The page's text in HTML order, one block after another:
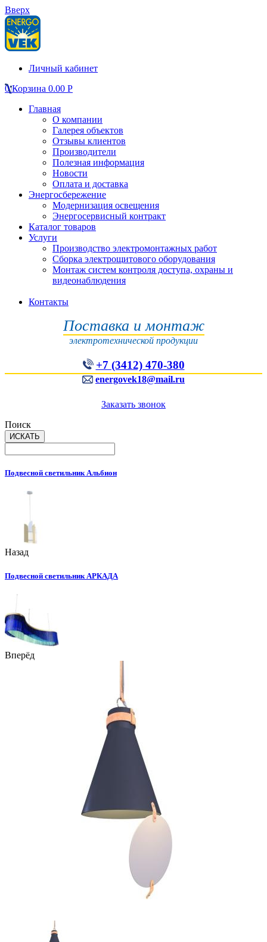
Вверх
Личный кабинет
0 Корзина 0.00 Р
Главная
О компании
Галерея объектов
Отзывы клиентов
Производители
Полезная информация
Новости
Оплата и доставка
Энергосбережение
Модернизация освещения
Энергосервисный контракт
Каталог товаров
Услуги
Производство электромонтажных работ
Сборка электрощитового оборудования
Монтаж систем контроля доступа, охраны и
видеонаблюдения
Контакты
Поставка и монтаж
электротехнической продукции
+7 (3412) 470-380
energovek18@mail.ru
Заказать звонок
Поиск
Подвесной светильник Альбион
Назад
Подвесной светильник АРКАДА
Вперёд